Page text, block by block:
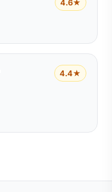
4.6★
4.4★